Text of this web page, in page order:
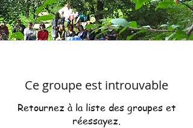
Ce groupe est introuvable
Retournez à la liste des groupes et
réessayez.